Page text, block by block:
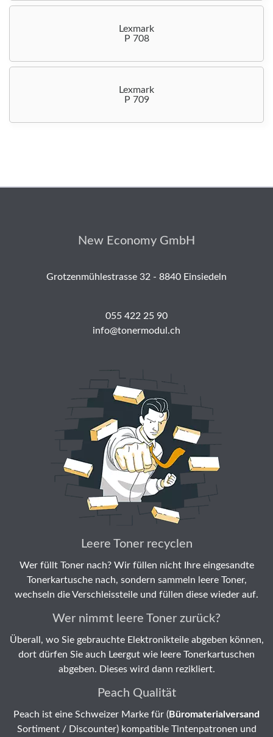
Lexmark
P 708
Lexmark
P 709
New Economy GmbH
Grotzenmühlestrasse 32 - 8840 Einsiedeln
055 422 25 90
info@tonermodul.ch
Leere Toner recyclen
Wer füllt Toner nach? Wir füllen nicht Ihre eingesandte
Tonerkartusche nach, sondern sammeln leere Toner,
wechseln die Verschleissteile und füllen diese wieder auf.
Wer nimmt leere Toner zurück?
Überall, wo Sie gebrauchte Elektronikteile abgeben können,
dort dürfen Sie auch Leergut wie leere Tonerkartuschen
abgeben. Dieses wird dann rezikliert.
Peach Qualität
Peach ist eine Schweizer Marke für (Büromaterialversand
Sortiment / Discounter) kompatible Tintenpatronen und